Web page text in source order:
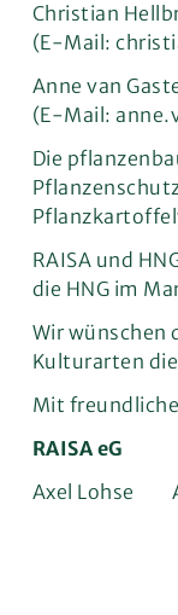
Christian
(E-Mail:
Anne van
(E-Mail:
Die
RAISA und
die HNG im
Wir wünschen
Kulturarten
Mit
RAISA eG
Axel Lohse